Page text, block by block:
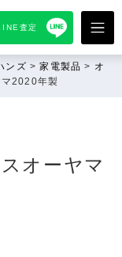
査定
ンズ >家電製品 > オ
マ2020年製
オーヤマ